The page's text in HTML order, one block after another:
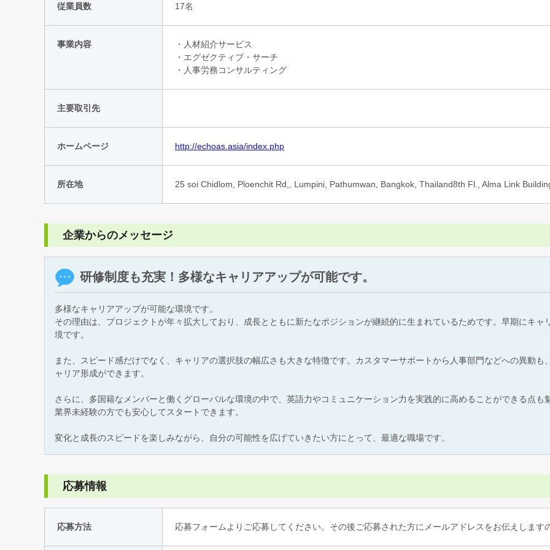
従業員数 17名
事業内容
・人材紹介サービス
・エグゼクティブ・サーチ
・人事労務コンサルティング
主要取引先
ホームページ http://echoas.asia/index.php
所在地 25 soi Chidlom, Ploenchit Rd,, Lumpini, Pathumwan, Bangkok, Thailand8th Fl., Alma Link
企業からのメッセージ
研修制度も充実！多様なキャリアアップが可能です。
多様なキャリアアップが可能な環境です。
その理由は、プロジェクトが年々拡大しており、成長とともに新たなポジションが継続的に生まれているためです。早期にキ
境です。
また、スピード感だけでなく、キャリアの選択肢の幅広さも大きな特徴です。カスタマーサポートから人事部門などへの異動
ャリア形成ができます。
さらに、多国籍なメンバーと働くグローバルな環境の中で、英語力やコミュニケーション力を実践的に高めることができる点
業界未経験の方でも安心してスタートできます。
変化と成長のスピードを楽しみながら、自分の可能性を広げていきたい方にとって、最適な職場です。
応募情報
応募方法 応募フォームよりご応募してください。その後ご応募された方にメールアドレスをお伝えしま